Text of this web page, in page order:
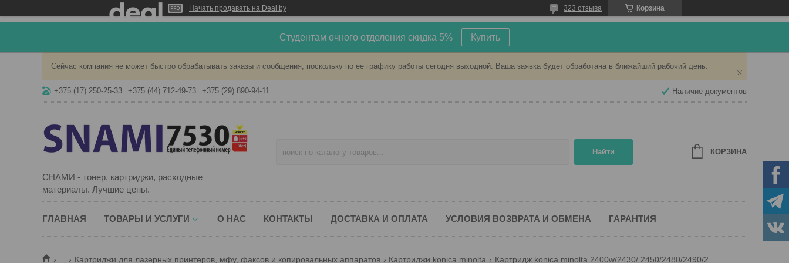
Начать продавать на Deal.by Корзина
323 отзыва
Студентам очного отделения скидка 5% Купить
Сейчас компания не может быстро обрабатывать заказы и сообщения, поскольку по ее графику работы сегодня выходной. Ваша заявка будет обработана в ближайший рабочий день.
+375 (17) 250-25-33 +375 (44) 712-49-73 +375 (29) 890-94-11 Наличие документов
СНАМИ - тонер, картриджи, расходные
материалы. Лучшие цены.
Найти КОРЗИНА
ГЛАВНАЯ ТОВАРЫ И УСЛУГИ О НАС КОНТАКТЫ ДОСТАВКА И ОПЛАТА УСЛОВИЯ ВОЗВРАТА И ОБМЕНА ГАРАНТИЯ
Картриджи для лазерных принтеров, мфу, факсов и копировальных аппаратов Картриджи konica minolta